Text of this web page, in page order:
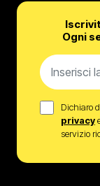
Ogni
Dichiaro
privacy
servizio